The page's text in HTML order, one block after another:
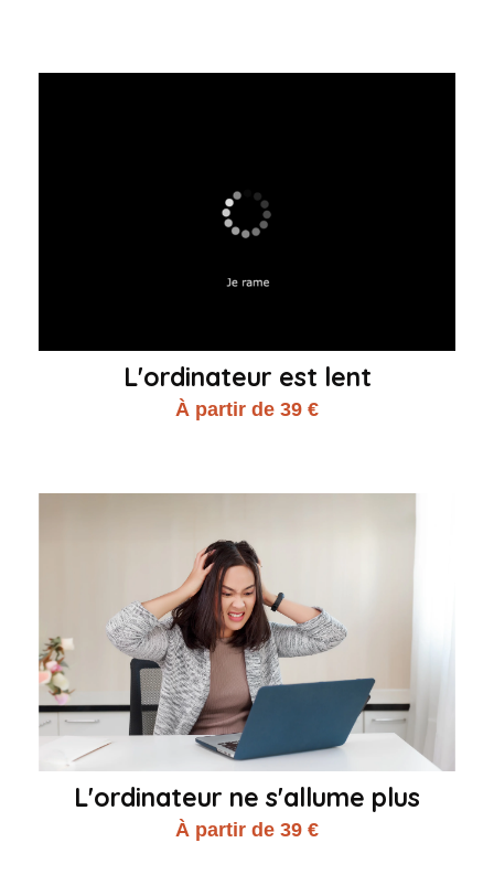
L'ordinateur est lent
À partir de 39 €
L'ordinateur ne s'allume plus
À partir de 39 €